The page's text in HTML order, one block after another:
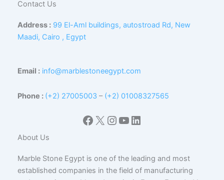
Contact Us
Address : 99 El-Aml buildings, autostroad Rd, New
Maadi, Cairo , Egypt
Email : info@marblestoneegypt.com
Phone : (+2) 27005003 – (+2) 01008327565
Facebook
X Instagram
YouTube
LinkedIn
About Us
Marble Stone Egypt is one of the leading and most
established companies in the field of manufacturing